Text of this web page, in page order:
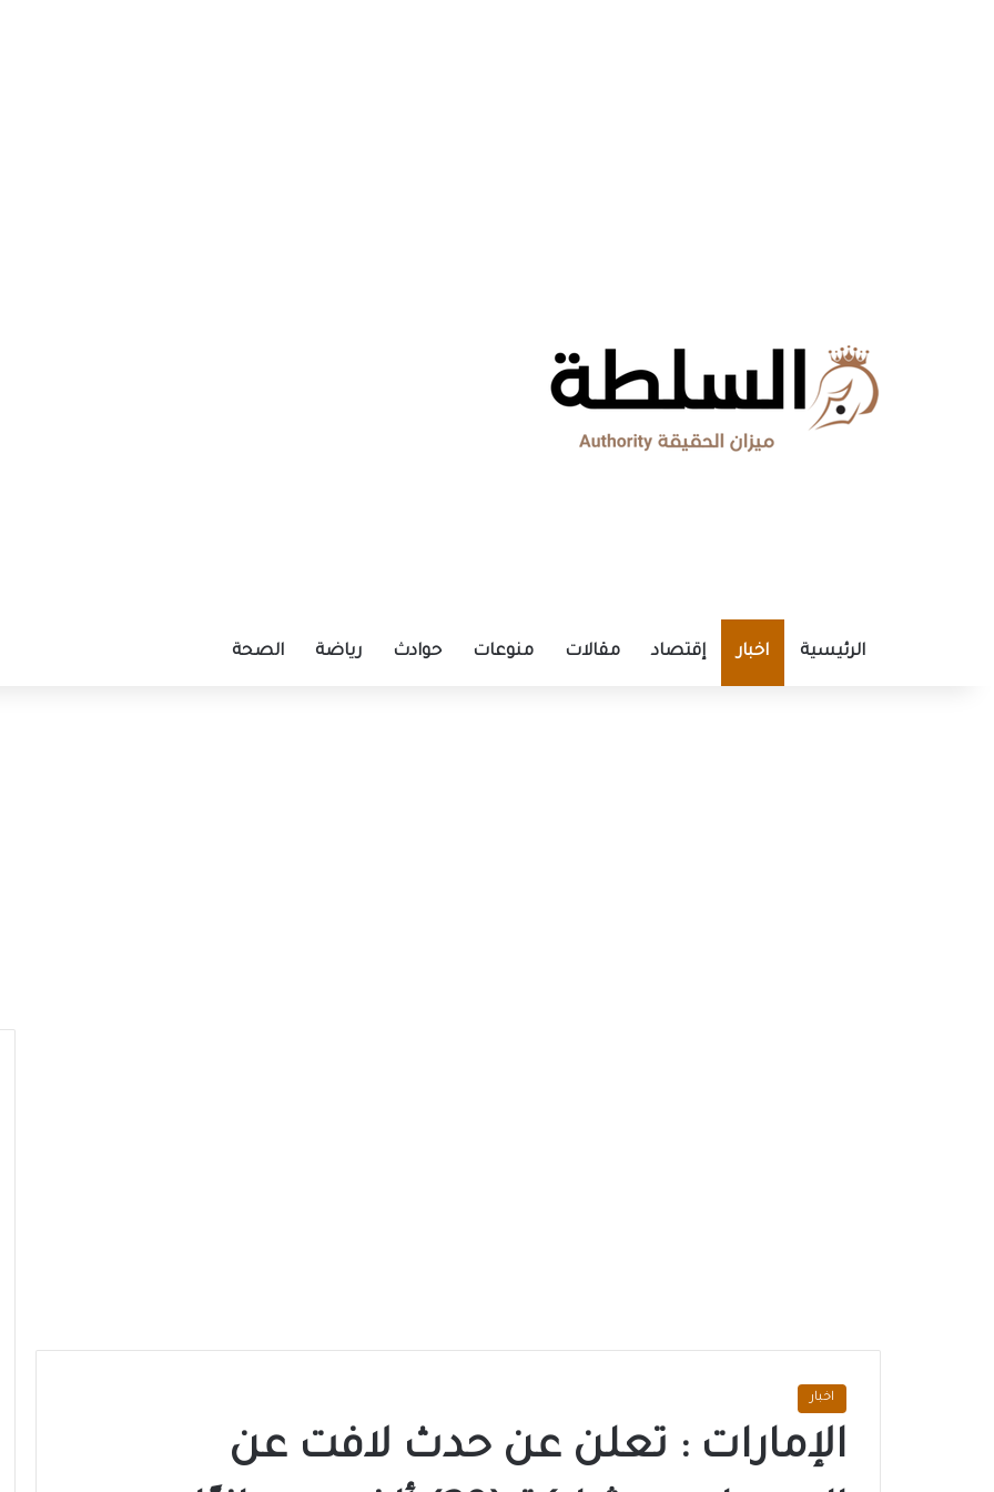
الرئيسية اخبار إقتصاد مقالات منوعات حوادث رياضة الصحة
اخبار
الإمارات : تعلن عن حدث لافت عن